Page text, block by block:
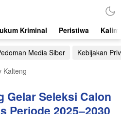
Kriminal Peristiwa
Media Siber
Kebijakan
Kalteng
Gelar Seleksi Calon
Periode 2025–2030